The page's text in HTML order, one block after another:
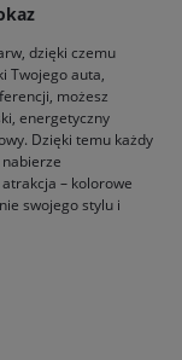
dzięki czemu
Twojego auta,
możesz
energetyczny
Dzięki temu każdy
– kolorowe
swojego stylu i